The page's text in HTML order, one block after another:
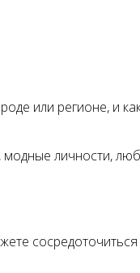
или регионе, и
личности,